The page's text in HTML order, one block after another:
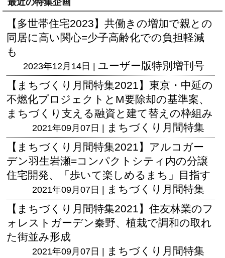
【多世帯住宅2023】共働きの増加で親との
同居に高い関心=少子高齢化での負担軽減
も
2023年12月14日 | ユーザー版特別増刊号
【まちづくり月間特集2021】東京・中延の
不燃化プロジェクトとM要除却の基準案、
まちづくり支える融資と建て替えの枠組み
2021年09月07日 | まちづくり月間特集
【まちづくり月間特集2021】アルコガー
デン羽生岩瀬=コンパクトシティ内の分譲
住宅開発、「歩いて楽しめるまち」目指す
2021年09月07日 | まちづくり月間特集
【まちづくり月間特集2021】住友林業のフ
ォレストガーデン秦野、植栽で調和の取れ
た街並み形成
2021年09月07日 | まちづくり月間特集